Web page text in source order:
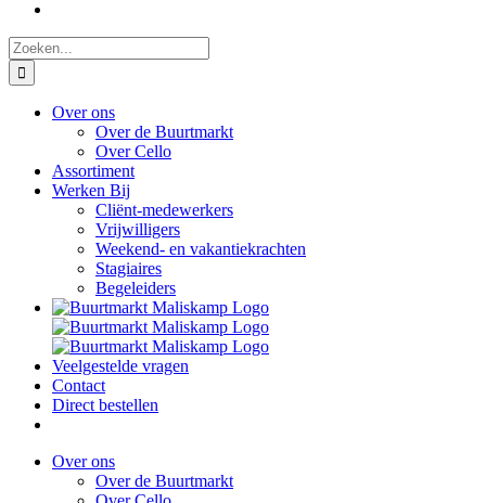
Zoeken
naar:
Over ons
Over de Buurtmarkt
Over Cello
Assortiment
Werken Bij
Cliënt-medewerkers
Vrijwilligers
Weekend- en vakantiekrachten
Stagiaires
Begeleiders
Veelgestelde vragen
Contact
Direct bestellen
Over ons
Over de Buurtmarkt